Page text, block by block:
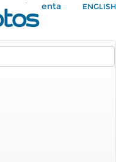
Mi Cuenta ENGLISH